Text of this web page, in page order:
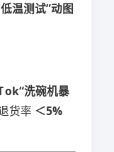
温测试”动图​
ok“洗碗机暴
货率 ​＜5%​​